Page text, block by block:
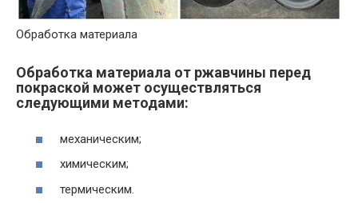
Обработка материала
Обработка материала от ржавчины перед
покраской может осуществляться
следующими методами:
механическим;
химическим;
термическим.